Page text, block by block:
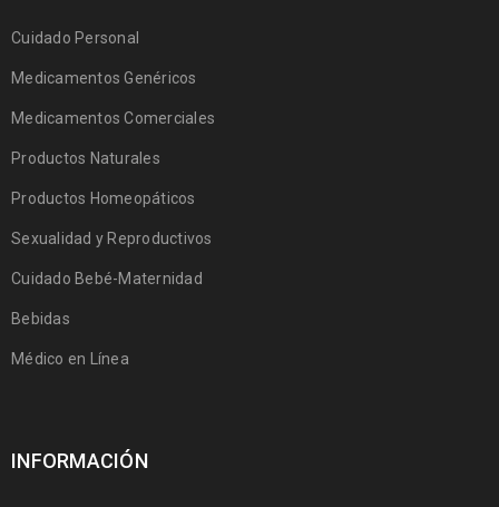
Cuidado Personal
Medicamentos Genéricos
Medicamentos Comerciales
Productos Naturales
Productos Homeopáticos
Sexualidad y Reproductivos
Cuidado Bebé-Maternidad
Bebidas
Médico en Línea
INFORMACIÓN